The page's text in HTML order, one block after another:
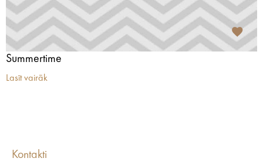
Summertime
Lasīt vairāk
Kontakti